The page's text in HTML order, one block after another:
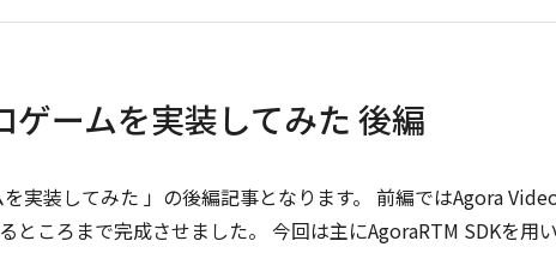
ームを実装してみた 後編
実装してみた 」の後編記事となります。 前編ではAgora
ところまで完成させました。 今回は主にAgoraRTM SDKを用い